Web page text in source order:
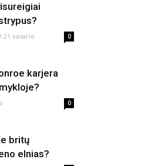
21 vasario 0
karjera
0
britų
elnias?